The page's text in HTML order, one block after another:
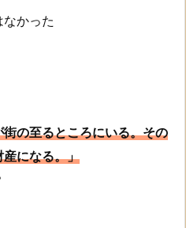
かった
の至るところにいる。その
になる。」